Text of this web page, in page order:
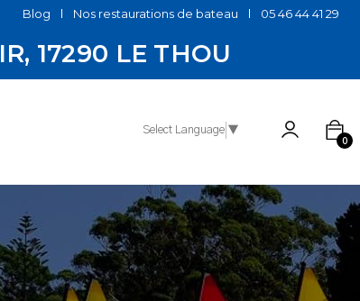
Blog Nos restaurations de bateau 05 46 44 41 29
17290 LE THOU
Select Language ▼
0